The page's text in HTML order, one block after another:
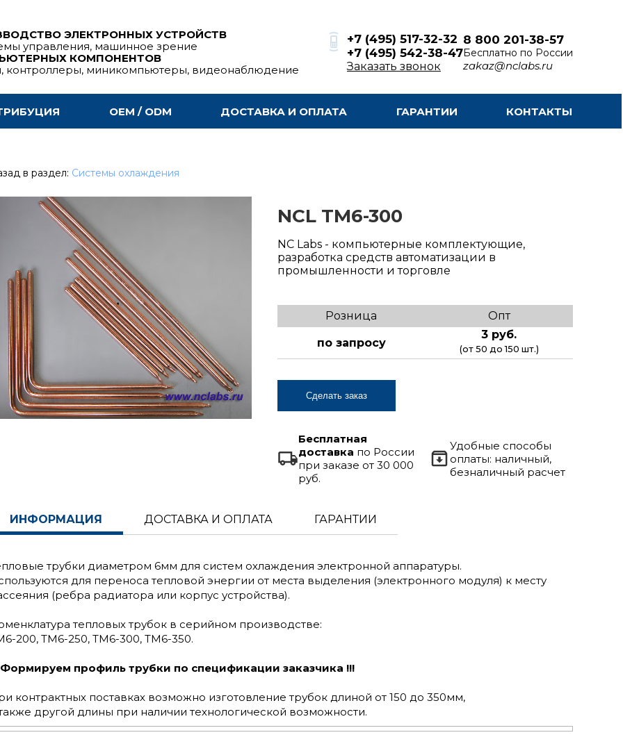
ЭЛЕКТРОННЫХ УСТРОЙСТВ
управления, машинное зрение
КОМПОНЕНТОВ
контроллеры, миникомпьютеры, видеонаблюдение
+7 (495) 517-32-32
+7 (495) 542-38-47
Заказать звонок
8 800 201-38-57
Бесплатно по России
zakaz@nclabs.ru
OEM / ODM ДОСТАВКА И ОПЛАТА ГАРАНТИИ КОНТАКТЫ
в раздел: Системы охлаждения
NCL TM6-300
NC Labs - компьютерные комплектующие,
разработка средств автоматизации в
промышленности и торговле
Розница Опт
по запросу
3 руб.
(от 50 до 150 шт.)
Сделать заказ
Бесплатная
доставка по России
при заказе от 30 000
руб.
Удобные способы
оплаты: наличный,
безналичный расчет
ИНФОРМАЦИЯ ДОСТАВКА И ОПЛАТА ГАРАНТИИ
трубки диаметром 6мм для систем охлаждения электронной аппаратуры.
для переноса тепловой энергии от места выделения (электронного модуля) к месту
(ребра радиатора или корпус устройства).
тепловых трубок в серийном производстве:
200, ТМ6-250, ТМ6-300, ТМ6-350.
Формируем профиль трубки по спецификации заказчика !!!
контрактных поставках возможно изготовление трубок длиной от 150 до 350мм,
другой длины при наличии технологической возможности.